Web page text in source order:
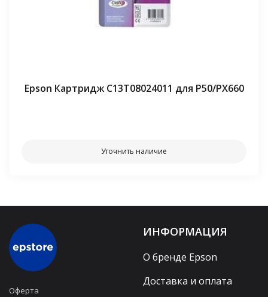
Epson Картридж C13T08024011 для P50/PX660
Уточнить наличие
Оферта
ИНФОРМАЦИЯ
О бренде Epson
Доставка и оплата